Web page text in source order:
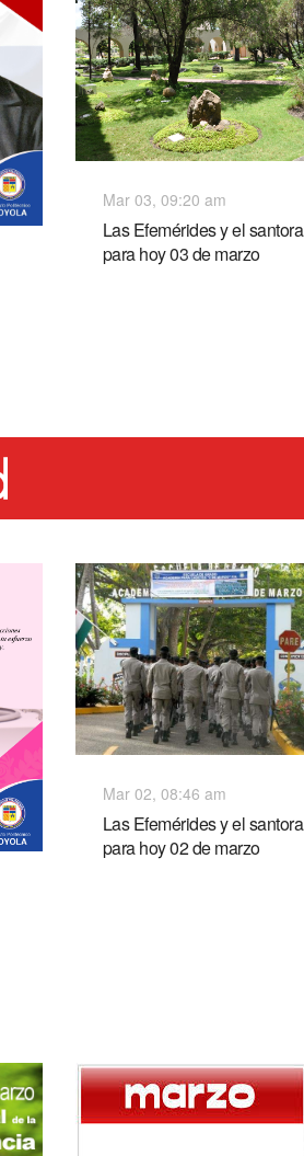
Mar 03, 09:20 am
Las Efemérides y el
para hoy 03 de marzo
Mar 02, 08:46 am
Las Efemérides y el
para hoy 02 de marzo